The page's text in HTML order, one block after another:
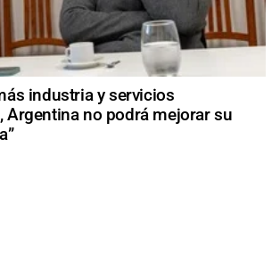
industria y servicios
Argentina no podrá mejorar su